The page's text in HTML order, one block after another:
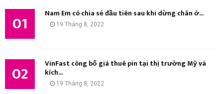
01 Nam Em có chia sẻ đầu tiên sau khi dừng chân ở...
19 Tháng 8, 2022
02 VinFast công bố giá thuê pin tại thị trường Mỹ và
kích...
19 Tháng 8, 2022